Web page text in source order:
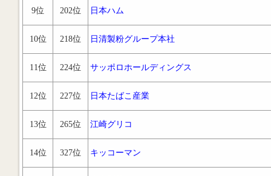
9位 202位 日本ハム
10位 218位 日清製粉グループ本社
11位 224位 サッポロホールディングス
12位 227位 日本たばこ産業
13位 265位 江崎グリコ
14位 327位 キッコーマン